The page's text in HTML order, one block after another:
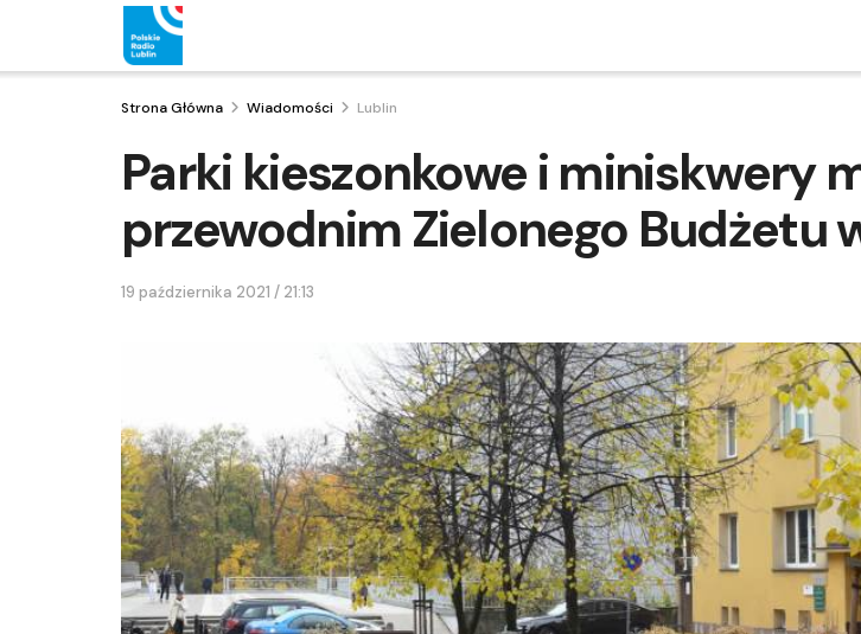
Strona Główna Wiadomości Lublin
Parki kieszonkowe i miniskwery
przewodnim Zielonego Budżetu
19 października 2021 / 21:13